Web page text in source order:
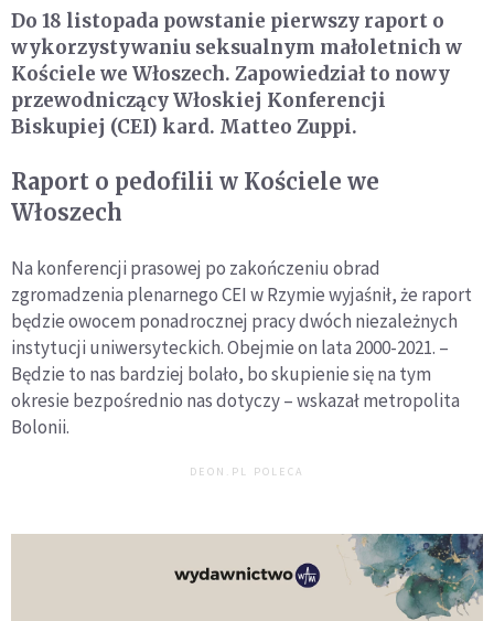
Do 18 listopada powstanie pierwszy raport o
wykorzystywaniu seksualnym małoletnich w
Kościele we Włoszech. Zapowiedział to nowy
przewodniczący Włoskiej Konferencji
Biskupiej (CEI) kard. Matteo Zuppi.
Raport o pedofilii w Kościele we
Włoszech
Na konferencji prasowej po zakończeniu obrad
zgromadzenia plenarnego CEI w Rzymie wyjaśnił, że raport
będzie owocem ponadrocznej pracy dwóch niezależnych
instytucji uniwersyteckich. Obejmie on lata 2000-2021. –
Będzie to nas bardziej bolało, bo skupienie się na tym
okresie bezpośrednio nas dotyczy – wskazał metropolita
Bolonii.
DEON.PL POLECA